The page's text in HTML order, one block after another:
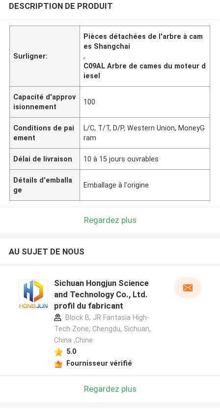
DESCRIPTION DE PRODUIT
Surligner:
Pièces détachées de l'arbre à cam
es Shangchai
,
C09AL Arbre de cames du moteur d
iesel
Capacité d'approv
isionnement
100
Conditions de pai
ement
L/C, T/T, D/P, Western Union, MoneyG
ram
Délai de livraison 10 à 15 jours ouvrables
Détails d'emballa
ge
Emballage à l'origine
Regardez plus
AU SUJET DE NOUS
Sichuan Hongjun Science
and Technology Co., Ltd.
profil du fabricant
Block B, JR Fantasia High-
Tech Zone, Chengdu, Sichuan,
China ,Chine
5.0
Fournisseur vérifié
Regardez plus